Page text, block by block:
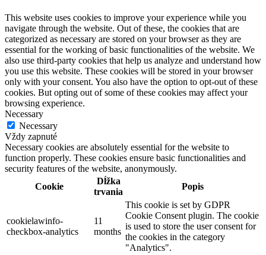
This website uses cookies to improve your experience while you
navigate through the website. Out of these, the cookies that are
categorized as necessary are stored on your browser as they are
essential for the working of basic functionalities of the website. We
also use third-party cookies that help us analyze and understand how
you use this website. These cookies will be stored in your browser
only with your consent. You also have the option to opt-out of these
cookies. But opting out of some of these cookies may affect your
browsing experience.
Necessary
Necessary
Vždy zapnuté
Necessary cookies are absolutely essential for the website to
function properly. These cookies ensure basic functionalities and
security features of the website, anonymously.
Cookie
Dĺžka
trvania
Popis
cookielawinfo-
checkbox-analytics
11
months
This cookie is set by GDPR
Cookie Consent plugin. The cookie
is used to store the user consent for
the cookies in the category
"Analytics".